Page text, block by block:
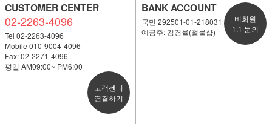
CUSTOMER CENTER
02-2263-4096
Tel 02-2263-4096
Mobile 010-9004-4096
Fax: 02-2271-4096
평일 AM09:00~ PM6:00
고객센터
연결하기
BANK ACCOUNT
국민 292501-01-218031
예금주: 김경율(철물샵)
비회원
1:1 문의